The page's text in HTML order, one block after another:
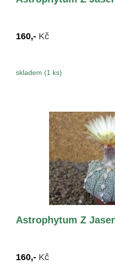
160,- Kč
skladem (1 ks)
Astrophytum Z
160,- Kč